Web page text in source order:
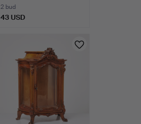
2 bud
43 USD